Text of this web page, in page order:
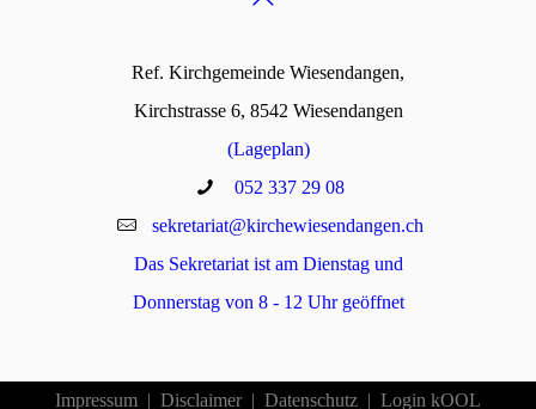
Ref. Kirchgemeinde Wiesendangen,
Kirchstrasse 6, 8542 Wiesendangen
(Lageplan)
052 337 29 08
sekretariat@kirchewiesendangen.ch
Das Sekretariat ist am Dienstag und
Donnerstag von 8 - 12 Uhr geöffnet
Impressum Disclaimer Datenschutz Login kOOL